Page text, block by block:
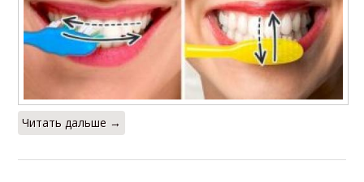
Читать дальше →